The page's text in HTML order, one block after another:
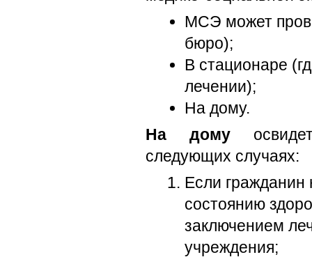
МСЭ может
бюро);
В стационаре
лечении);
На дому.
На дому
следующих случаях:
Если гражданин
состоянию
заключением
учреждения;